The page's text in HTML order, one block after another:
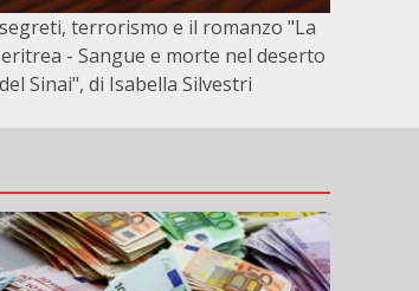
terrorismo e il romanzo "La
- Sangue e morte nel deserto
del Sinai", di Isabella Silvestri